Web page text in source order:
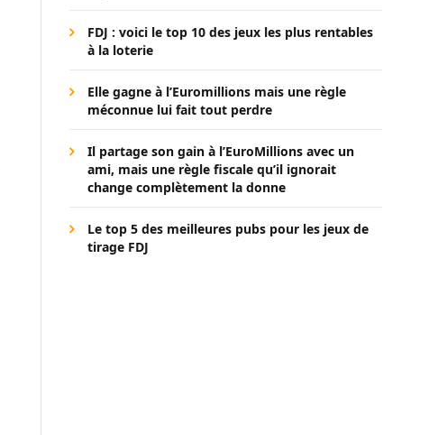
FDJ : voici le top 10 des jeux les plus rentables
à la loterie
Elle gagne à l’Euromillions mais une règle
méconnue lui fait tout perdre
Il partage son gain à l’EuroMillions avec un
ami, mais une règle fiscale qu’il ignorait
change complètement la donne
Le top 5 des meilleures pubs pour les jeux de
tirage FDJ